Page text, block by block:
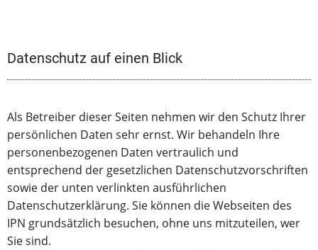
Datenschutz auf einen Blick
Als Betreiber dieser Seiten nehmen wir den Schutz Ihrer
persönlichen Daten sehr ernst. Wir behandeln Ihre
personenbezogenen Daten vertraulich und
entsprechend der gesetzlichen Datenschutzvorschriften
sowie der unten verlinkten ausführlichen
Datenschutzerklärung. Sie können die Webseiten des
IPN grundsätzlich besuchen, ohne uns mitzuteilen, wer
Sie sind.